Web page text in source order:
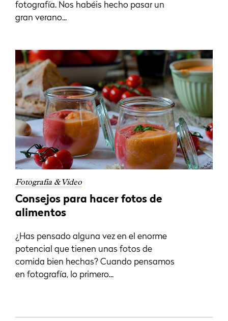
fotografía. Nos habéis hecho pasar un
gran verano...
Fotografía & Vídeo
Consejos para hacer fotos de
alimentos
¿Has pensado alguna vez en el enorme
potencial que tienen unas fotos de
comida bien hechas? Cuando pensamos
en fotografía, lo primero...